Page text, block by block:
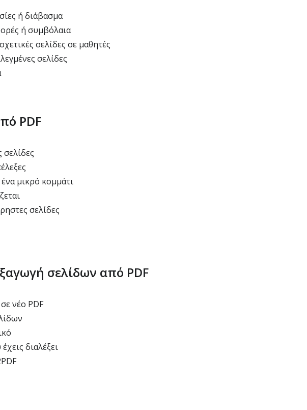
ή διάβασμα
ή συμβόλαια
σελίδες σε μαθητές
σελίδες
PDF
σελίδες
μικρό κομμάτι
σελίδες
σελίδων από PDF
νέο PDF
διαλέξει